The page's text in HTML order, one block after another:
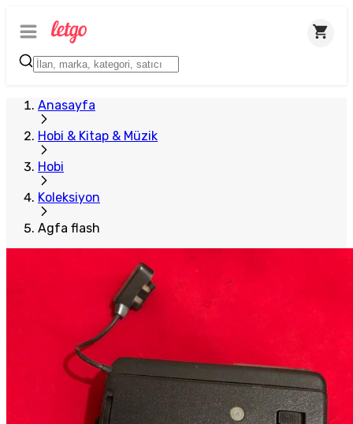
Anasayfa
Hobi & Kitap & Müzik
Hobi
Koleksiyon
Agfa flash